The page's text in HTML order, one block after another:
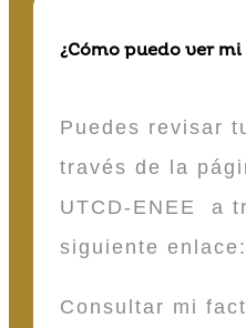
¿Cómo puedo ver
Puedes revisar
través de la
UTCD-ENEE a
siguiente enlace:
Consultar mi